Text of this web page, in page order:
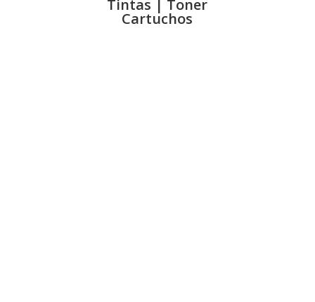
Tintas | Toner
Cartuchos